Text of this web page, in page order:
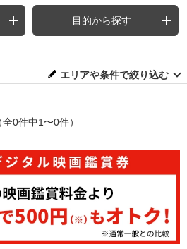
目的から探す
エリアや条件で絞り込む
全0件中1〜0件）